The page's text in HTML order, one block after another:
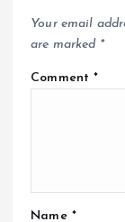
Your email
are marked *
Comment*
Name *